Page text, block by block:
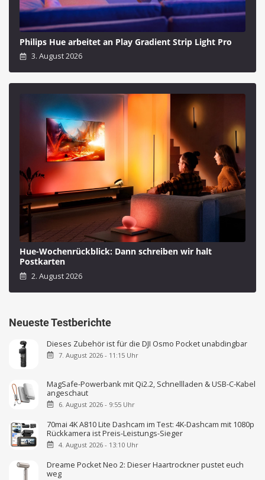
Philips Hue arbeitet an Play Gradient Strip Light Pro
3. August 2026
Hue-Wochenrückblick: Dann schreiben wir halt
Postkarten
2. August 2026
Neueste Testberichte
Dieses Zubehör ist für die DJI Osmo Pocket unabdingbar
7. August 2026 - 11:15 Uhr
MagSafe-Powerbank mit Qi2.2, Schnellladen & USB-C-Kabel
angeschaut
6. August 2026 - 9:55 Uhr
70mai 4K A810 Lite Dashcam im Test: 4K-Dashcam mit 1080p
Rückkamera ist Preis-Leistungs-Sieger
4. August 2026 - 13:10 Uhr
Dreame Pocket Neo 2: Dieser Haartrockner pustet euch
weg